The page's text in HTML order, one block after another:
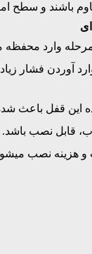
باشند و سطح
مرحله وارد
آوردن فشار زیاد
قفل باعث شده
قابل نصب
هزینه نصب